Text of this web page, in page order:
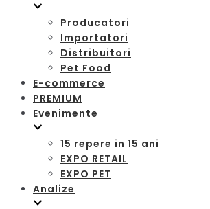
Producatori
Importatori
Distribuitori
Pet Food
E-commerce
PREMIUM
Evenimente
15 repere in 15 ani
EXPO RETAIL
EXPO PET
Analize